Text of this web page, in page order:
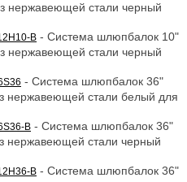
нержавеющей стали черный
B - Система шлюпбалок 10"
нержавеющей стали черный
- Система шлюпбалок 36"
нержавеющей стали белый для
B - Система шлюпбалок 36"
нержавеющей стали черный
B - Система шлюпбалок 36"